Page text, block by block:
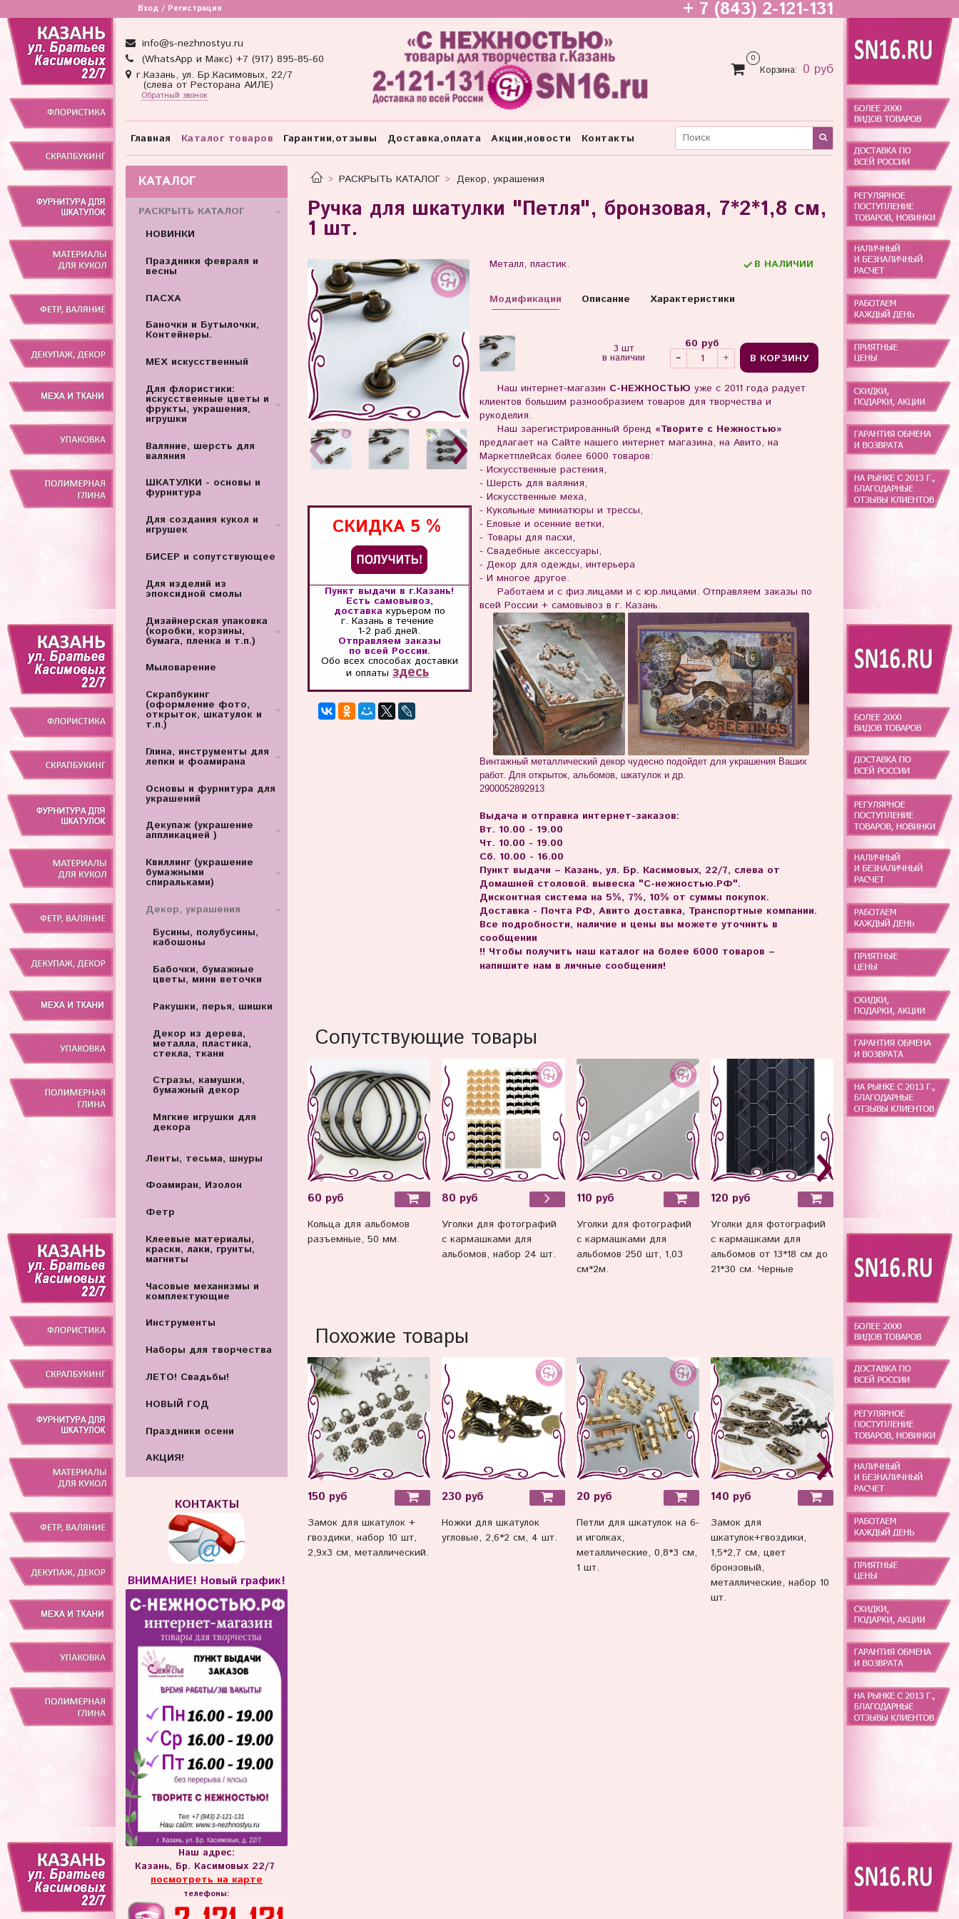
Вход / Регистрация + 7 (843) 2-121-131
info@s-nezhnostyu.ru
(WhatsApp и Макс) +7 (917) 895-85-60
г.Казань, ул. Бр.Касимовых, 22/7
(слева от Ресторана АИЛЕ)
Обратный звонок
0
Корзина: 0 руб
Главная Каталог товаров Гарантии,отзывы Доставка,оплата Акции,новости Контакты
РАСКРЫТЬ КАТАЛОГ Декор, украшения
Ручка для шкатулки "Петля", бронзовая, 7*2*1,8 см,
1 шт.
СКИДКА 5 %
Пункт выдачи в г.Казань!
Есть самовывоз,
доставка курьером по
г. Казань в течение
1-2 раб.дней.
Отправляем заказы
по всей России.
Обо всех способах доставки
и оплаты здесь
Металл, пластик. В НАЛИЧИИ
Модификации
3 шт
в наличии
60 руб
В КОРЗИНУ
Наш интернет-магазин С-НЕЖНОСТЬЮ уже с 2011 года радует
клиентов большим разнообразием товаров для творчества и
рукоделия.
Наш зарегистрированный бренд «Творите с Нежностью»
предлагает на Сайте нашего интернет магазина, на Авито, на
Маркетплейсах более 6000 товаров:
- Искусственные растения,
- Шерсть для валяния,
- Искусственные меха,
- Кукольные миниатюры и трессы,
- Еловые и осенние ветки,
- Товары для пасхи,
- Свадебные аксессуары,
- Декор для одежды, интерьера
- И многое другое.
Работаем и с физ.лицами и с юр.лицами. Отправляем заказы по
всей России + самовывоз в г. Казань.
Винтажный металлический декор чудесно подойдет для украшения Ваших
работ. Для открыток, альбомов, шкатулок и др.
2900052892913
Выдача и отправка интернет-заказов:
Вт. 10.00 - 19.00
Чт. 10.00 - 19.00
Сб. 10.00 - 16.00
Пункт выдачи – Казань, ул. Бр. Касимовых, 22/7, слева от
Домашней столовой. вывеска "С-нежностью.РФ".
Дисконтная система на 5%, 7%, 10% от суммы покупок.
Доставка - Почта РФ, Авито доставка, Транспортные компании.
Все подробности, наличие и цены вы можете уточнить в
сообщении
!! Чтобы получить наш каталог на более 6000 товаров –
напишите нам в личные сообщения!
Описание Характеристики
Сопутствующие товары
60 руб
Кольца для альбомов
разъемные, 50 мм.
80 руб
Уголки для фотографий
с кармашками для
альбомов, набор 24 шт.
110 руб
Уголки для фотографий
с кармашками для
альбомов 250 шт, 1,03
см*2м.
120 руб
Уголки для фотографий
с кармашками для
альбомов от 13*18 см до
21*30 см. Черные
с кармашками для
альбомов, набор 78-102
шт.
Похожие товары
150 руб
Замок для шкатулок +
гвоздики, набор 10 шт,
2,9х3 см, металлический.
230 руб
Ножки для шкатулок
угловые, 2,6*2 см, 4 шт.
20 руб
Петли для шкатулок на 6-
и иголках,
металлические, 0,8*3 см,
1 шт.
140 руб
Замок для
шкатулок+гвоздики,
1,5*2,7 см, цвет
бронзовый,
металлические, набор 10
шт.
60 руб
Фурнитура для
10 шт., 1,1*0,9 см.
КАТАЛОГ
РАСКРЫТЬ КАТАЛОГ
НОВИНКИ
Праздники февраля и
весны
ПАСХА
Баночки и Бутылочки,
Контейнеры.
МЕХ искусственный
Для флористики:
искусственные цветы и
фрукты, украшения,
игрушки
Валяние, шерсть для
валяния
ШКАТУЛКИ - основы и
фурнитура
Для создания кукол и
игрушек
БИСЕР и сопутствующее
Для изделий из
эпоксидной смолы
Дизайнерская упаковка
(коробки, корзины,
бумага, пленка и т.п.)
Мыловарение
Скрапбукинг
(оформление фото,
открыток, шкатулок и
т.п.)
Глина, инструменты для
лепки и фоамирана
Основы и фурнитура для
украшений
Декупаж (украшение
аппликацией )
Квиллинг (украшение
бумажными
спиральками)
Декор, украшения
Бусины, полубусины,
кабошоны
Бабочки, бумажные
цветы, мини веточки
Ракушки, перья, шишки
Декор из дерева,
металла, пластика,
стекла, ткани
Стразы, камушки,
бумажный декор
Мягкие игрушки для
декора
Ленты, тесьма, шнуры
Фоамиран, Изолон
Фетр
Клеевые материалы,
краски, лаки, грунты,
магниты
Часовые механизмы и
комплектующие
Инструменты
Наборы для творчества
ЛЕТО! Свадьбы!
НОВЫЙ ГОД
Праздники осени
АКЦИЯ!
КОНТАКТЫ
ВНИМАНИЕ! Новый график!
Наш адрес:
Казань, Бр. Касимовых 22/7
посмотреть на карте
телефоны: